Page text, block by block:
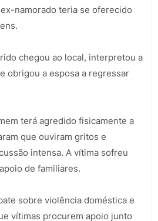
namorado teria se oferecido
chegou ao local, interpretou a
obrigou a esposa a regressar
terá agredido fisicamente a
que ouviram gritos e
intensa. A vítima sofreu
de familiares.
sobre violência doméstica e
vítimas procurem apoio junto